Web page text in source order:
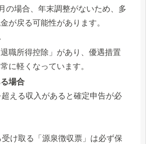
の場合、年末調整がないため、多
が戻る可能性があります。
職所得控除」があり、優遇措置
に軽くなっています。
場合
える収入があると確定申告が必
け取る「源泉徴収票」は必ず保